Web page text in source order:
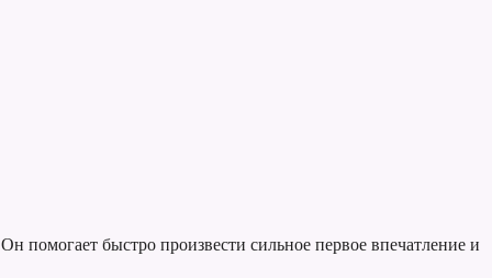
помогает быстро произвести сильное первое впечатление и